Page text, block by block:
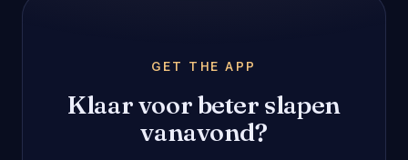
GET THE APP
Klaar voor beter slapen
vanavond?